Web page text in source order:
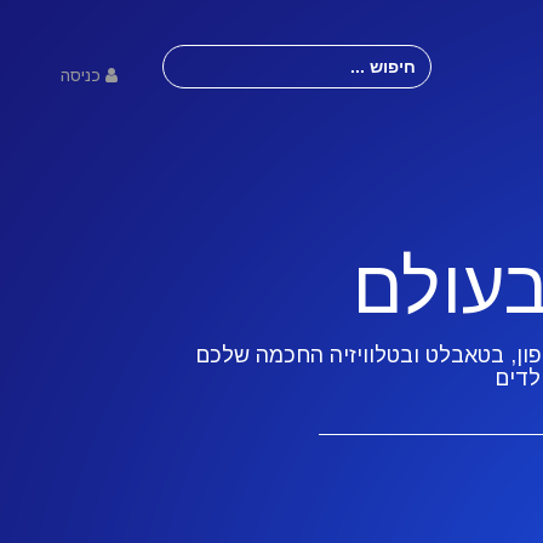
Search
for:
כניסה
בטאבלט ובטלוויזיה החכמה שלכם